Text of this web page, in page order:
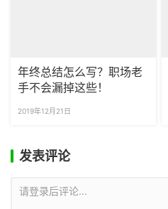
年终总结怎么写？职场老
手不会漏掉这些！
2019年12月21日
发表评论
请登录后评论...